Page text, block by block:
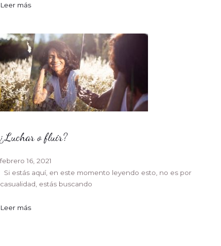
Leer más
¿Luchar o fluir?
febrero 16, 2021
Si estás aquí, en este momento leyendo esto, no es por
casualidad, estás buscando
Leer más